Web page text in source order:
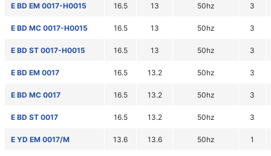
E BD EM 0017-H0015 16.5 13 50hz 3
E BD MC 0017-H0015 16.5 13 50hz 3
E BD ST 0017-H0015 16.5 13 50hz 3
E BD EM 0017 16.5 13.2 50hz 3
E BD MC 0017 16.5 13.2 50hz 3
E BD ST 0017 16.5 13.2 50hz 3
E YD EM 0017/M 13.6 13.6 50hz 1